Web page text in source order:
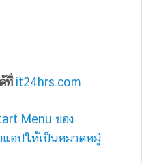
ที่ it24hrs.com
Menu ของ
แอปให้เป็นหมวดหมู่